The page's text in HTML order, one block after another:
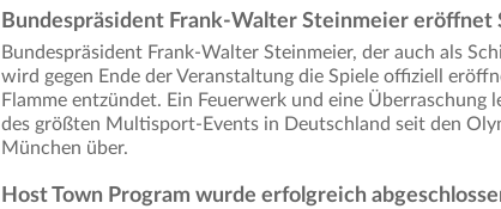
Bundespräsident Frank-Walter Steinmeier eröffnet
Bundespräsident Frank-Walter Steinmeier, der auch als
wird gegen Ende der Veranstaltung die Spiele offiziell
Flamme entzündet. Ein Feuerwerk und eine Überraschung
des größten Multisport-Events in Deutschland seit den
München über.
Host Town Program wurde erfolgreich